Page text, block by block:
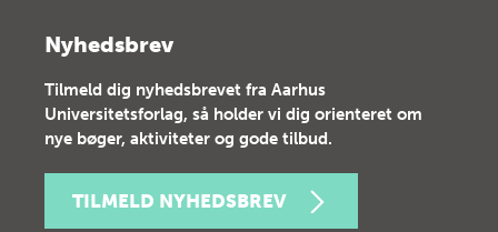
Nyhedsbrev
Tilmeld dig nyhedsbrevet fra Aarhus
Universitetsforlag, så holder vi dig orienteret om
nye bøger, aktiviteter og gode tilbud.
TILMELD NYHEDSBREV